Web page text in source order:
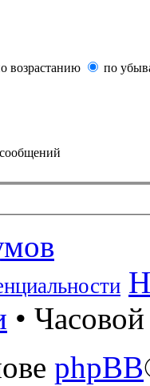
возрастанию
по
•
phpBB